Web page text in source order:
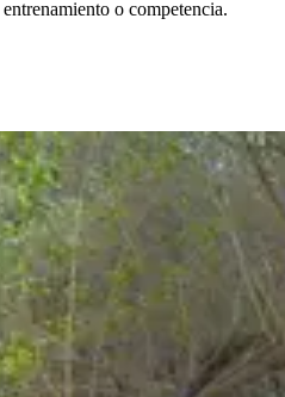
o competencia.